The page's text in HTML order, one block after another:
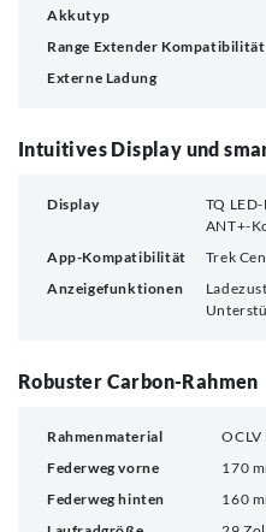
Akkutyp
Range Extender Kompatibilität
Externe Ladung
Intuitives Display und
Display
TQ
ANT+-
App-Kompatibilität
Trek
Anzeigefunktionen
Robuster Carbon-Rahmen
Rahmenmaterial
Federweg vorne
170
Federweg hinten
160